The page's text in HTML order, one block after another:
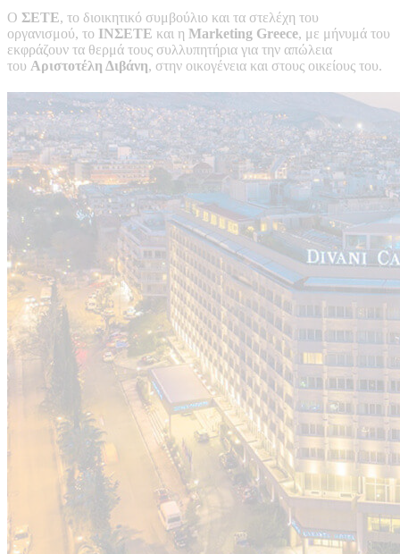
Ο ΣΕΤΕ, το διοικητικό συμβούλιο και τα στελέχη του
οργανισμού, το ΙΝΣΕΤΕ και η Marketing Greece, με μήνυμά του
εκφράζουν τα θερμά τους συλλυπητήρια για την απώλεια
του Αριστοτέλη Διβάνη, στην οικογένεια και στους οικείους του.